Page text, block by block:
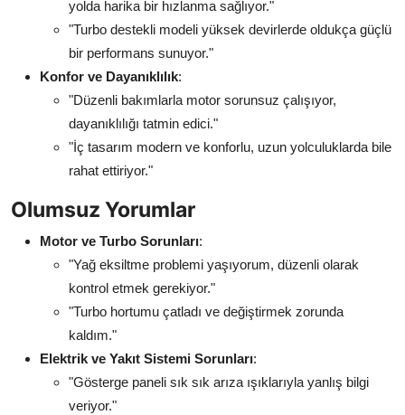
yolda harika bir hızlanma sağlıyor."
"Turbo destekli modeli yüksek devirlerde oldukça güçlü
bir performans sunuyor."
Konfor ve Dayanıklılık:
"Düzenli bakımlarla motor sorunsuz çalışıyor,
dayanıklılığı tatmin edici."
"İç tasarım modern ve konforlu, uzun yolculuklarda bile
rahat ettiriyor."
Olumsuz Yorumlar
Motor ve Turbo Sorunları:
"Yağ eksiltme problemi yaşıyorum, düzenli olarak
kontrol etmek gerekiyor."
"Turbo hortumu çatladı ve değiştirmek zorunda
kaldım."
Elektrik ve Yakıt Sistemi Sorunları:
"Gösterge paneli sık sık arıza ışıklarıyla yanlış bilgi
veriyor."